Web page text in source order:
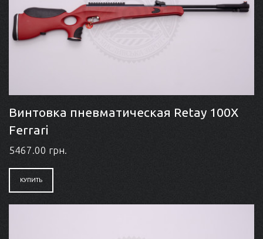
Винтовка пневматическая Retay 100X
Ferrari
5467.00 грн.
КУПИТЬ